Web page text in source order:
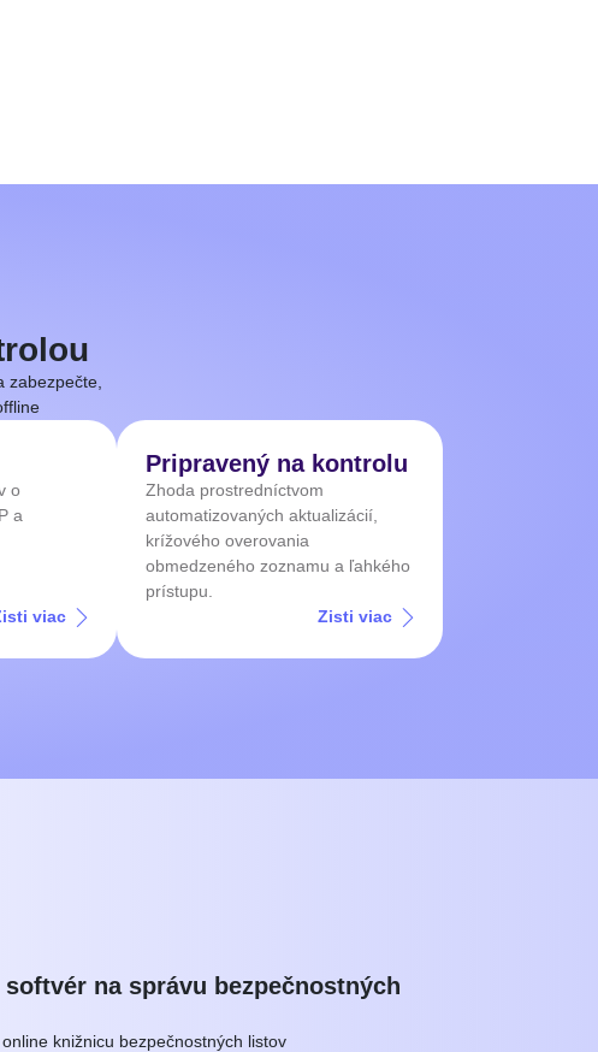
zabezpečte,
o
a
viac
Pripravený na kontrolu
Zhoda prostredníctvom
automatizovaných aktualizácií,
krížového overovania
obmedzeného zoznamu a ľahkého
prístupu.
Zisti viac
na správu bezpečnostných
knižnicu bezpečnostných listov